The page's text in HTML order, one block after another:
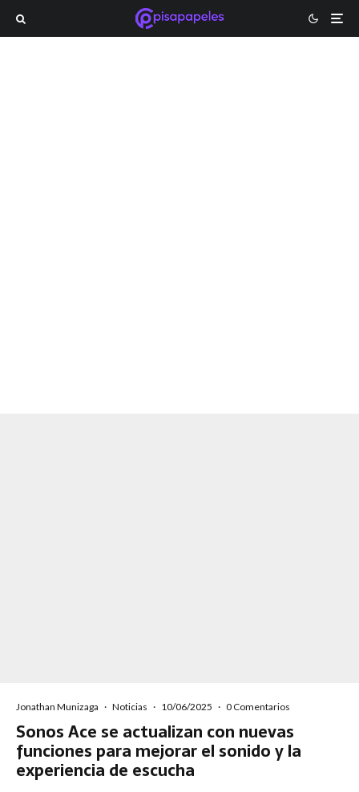
Jonathan Munizaga · Noticias · 10/06/2025 · 0 Comentarios
Sonos Ace se actualizan con nuevas
funciones para mejorar el sonido y la
experiencia de escucha